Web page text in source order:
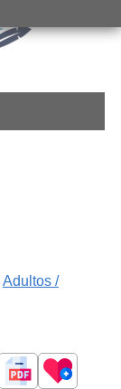
Adultos /